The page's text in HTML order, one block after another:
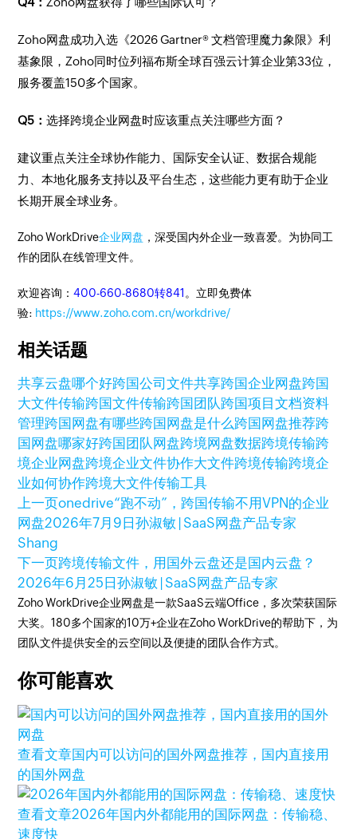
Zoho网盘成功入选《2026 Gartner® 文档管理魔力象限》利
基象限，Zoho同时位列福布斯全球百强云计算企业第33位，
服务覆盖150多个国家。
Q5：选择跨境企业网盘时应该重点关注哪些方面？
建议重点关注全球协作能力、国际安全认证、数据合规能
力、本地化服务支持以及平台生态，这些能力更有助于企业
长期开展全球业务。
Zoho WorkDrive企业网盘 ，深受国内外企业一致喜爱。为协同工
作的团队在线管理文件。
欢迎咨询：400-660-8680转841 。立即免费体
验: https://www.zoho.com.cn/workdrive/
相关话题
共享云盘哪个好跨国公司文件共享跨国企业网盘跨国
大文件传输跨国文件传输跨国团队跨国项目文档资料
管理跨国网盘有哪些跨国网盘是什么跨国网盘推荐跨
国网盘哪家好跨国团队网盘跨境网盘数据跨境传输跨
境企业网盘跨境企业文件协作大文件跨境传输跨境企
业如何协作跨境大文件传输工具
上一页onedrive“跑不动”，跨国传输不用VPN的企业
网盘2026年7月9日孙淑敏 | SaaS网盘产品专家
Shang
下一页跨境传输文件，用国外云盘还是国内云盘？
2026年6月25日孙淑敏 | SaaS网盘产品专家
Zoho WorkDrive企业网盘是一款SaaS云端Office，多次荣获国际
大奖。180多个国家的10万+企业在Zoho WorkDrive的帮助下，为
团队文件提供安全的云空间以及便捷的团队合作方式。
你可能喜欢
查看文章国内可以访问的国外网盘推荐，国内直接用
的国外网盘
查看文章2026年国内外都能用的国际网盘：传输稳、
速度快